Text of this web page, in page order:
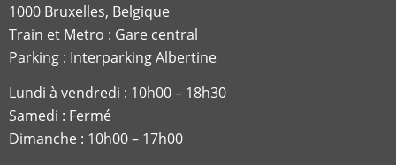
1000 Bruxelles, Belgique
Train et Metro : Gare central
Parking : Interparking Albertine
Lundi à vendredi : 10h00 – 18h30
Samedi : Fermé
Dimanche : 10h00 – 17h00